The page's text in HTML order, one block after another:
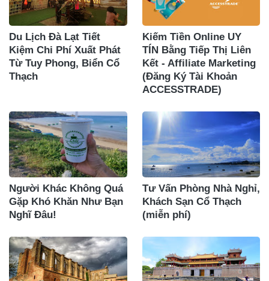
Du Lịch Đà Lạt Tiết
Kiệm Chi Phí Xuất Phát
Từ Tuy Phong, Biển Cổ
Thạch
Kiếm Tiền Online UY
TÍN Bằng Tiếp Thị Liên
Kết - Affiliate Marketing
(Đăng Ký Tài Khoản
ACCESSTRADE)
Người Khác Không Quá
Gặp Khó Khăn Như Bạn
Nghĩ Đâu!
Tư Vấn Phòng Nhà Nghỉ,
Khách Sạn Cổ Thạch
(miễn phí)